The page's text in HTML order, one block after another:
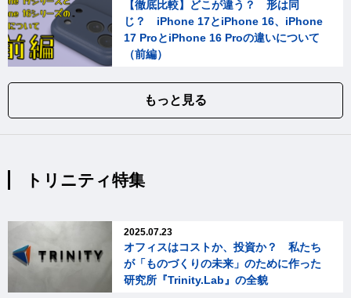
【徹底比較】どこが違う？ 形は同
じ？ iPhone 17とiPhone 16、iPhone
17 ProとiPhone 16 Proの違いについて
（前編）
もっと見る
トリニティ特集
2025.07.23
オフィスはコストか、投資か？ 私たち
が「ものづくりの未来」のために作った
研究所『Trinity.Lab』の全貌